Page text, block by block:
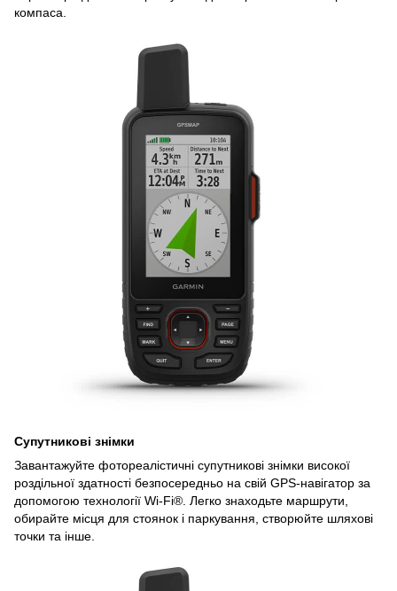
компаса.
Супутникові знімки
Завантажуйте фотореалістичні супутникові знімки високої
роздільної здатності безпосередньо на свій GPS-навігатор за
допомогою технології Wi-Fi®. Легко знаходьте маршрути,
обирайте місця для стоянок і паркування, створюйте шляхові
точки та інше.